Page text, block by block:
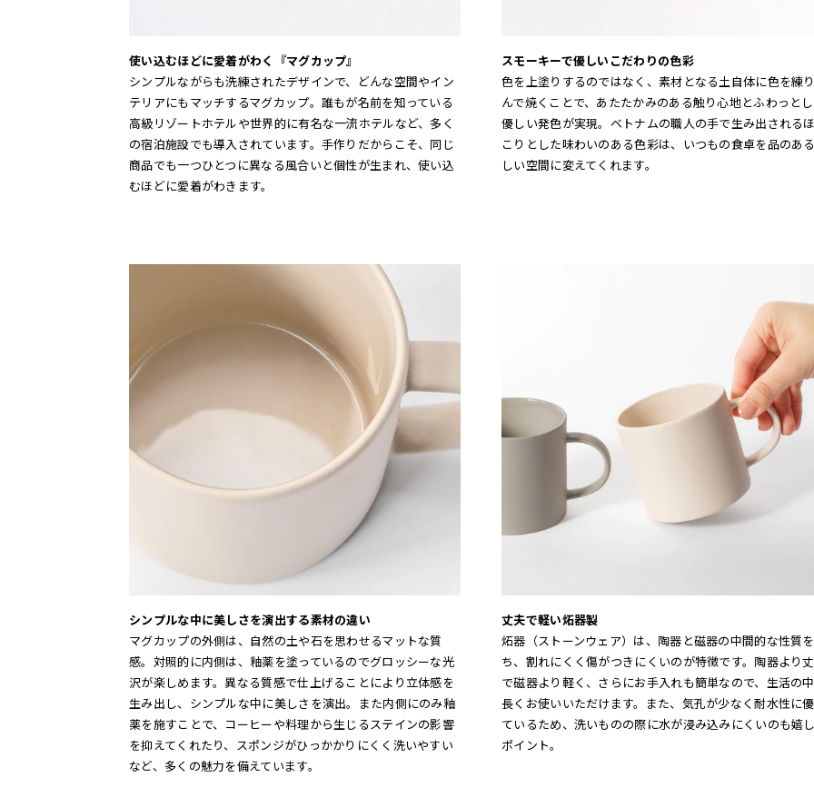
使い込むほどに愛着がわく『マグカップ』
シンプルながらも洗練されたデザインで、どんな空間やイン
テリアにもマッチするマグカップ。誰もが名前を知っている
高級リゾートホテルや世界的に有名な一流ホテルなど、多く
の宿泊施設でも導入されています。手作りだからこそ、同じ
商品でも一つひとつに異なる風合いと個性が生まれ、使い込
むほどに愛着がわきます。
スモーキーで優しいこだわりの色彩
色を上塗りするのではなく、素材となる土自体に色を練
んで焼くことで、あたたかみのある触り心地とふわっと
優しい発色が実現。ベトナムの職人の手で生み出される
こりとした味わいのある色彩は、いつもの食卓を品のあ
しい空間に変えてくれます。
シンプルな中に美しさを演出する素材の違い
マグカップの外側は、自然の土や石を思わせるマットな質
感。対照的に内側は、釉薬を塗っているのでグロッシーな光
沢が楽しめます。異なる質感で仕上げることにより立体感を
生み出し、シンプルな中に美しさを演出。また内側にのみ釉
薬を施すことで、コーヒーや料理から生じるステインの影響
を抑えてくれたり、スポンジがひっかかりにくく洗いやすい
など、多くの魅力を備えています。
丈夫で軽い炻器製
炻器（ストーンウェア）は、陶器と磁器の中間的な性質
ち、割れにくく傷がつきにくいのが特徴です。陶器より
で磁器より軽く、さらにお手入れも簡単なので、生活の
長くお使いいただけます。また、気孔が少なく耐水性に
ているため、洗いものの際に水が浸み込みにくいのも嬉
ポイント。